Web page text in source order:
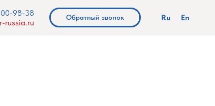
98-38
russia.ru
Обратный звонок Ru En